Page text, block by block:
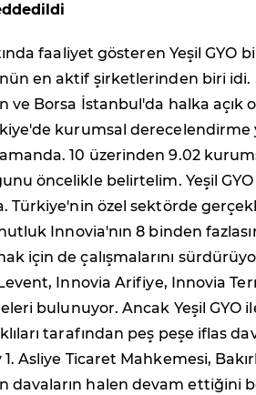
faaliyet gösteren Yeşil GYO
en aktif şirketlerinden biri idi.
Borsa İstanbul'da halka açık
kurumsal derecelendirme
10 üzerinden 9.02
öncelikle belirtelim. Yeşil
Türkiye'nin özel sektörde
Innovia'nın 8 binden
için de çalışmalarını
Innovia Arifiye, Innovia
bulunuyor. Ancak Yeşil GYO
tarafından peş peşe iflas
1. Asliye Ticaret Mahkemesi,
davaların halen devam ettiğini